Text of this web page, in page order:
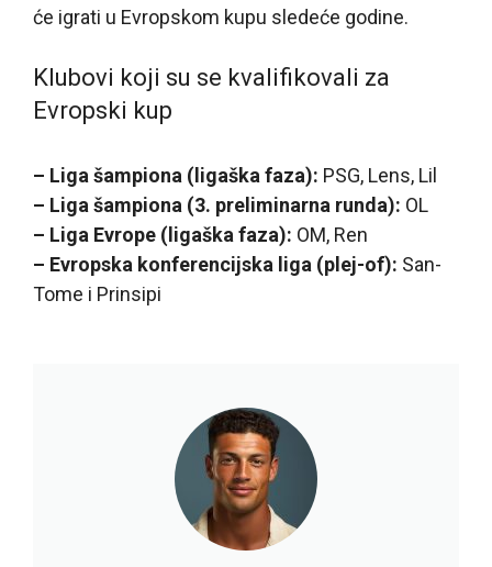
će igrati u Evropskom kupu sledeće godine.
Klubovi koji su se kvalifikovali za
Evropski kup
– Liga šampiona (ligaška faza): PSG, Lens, Lil
– Liga šampiona (3. preliminarna runda): OL
– Liga Evrope (ligaška faza): OM, Ren
– Evropska konferencijska liga (plej-of): San-
Tome i Prinsipi